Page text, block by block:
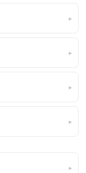
▸
▸
▸
▸
▸